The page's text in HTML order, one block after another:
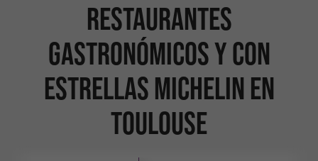
Restaurantes
gastronómicos y con
estrellas Michelin en
Toulouse